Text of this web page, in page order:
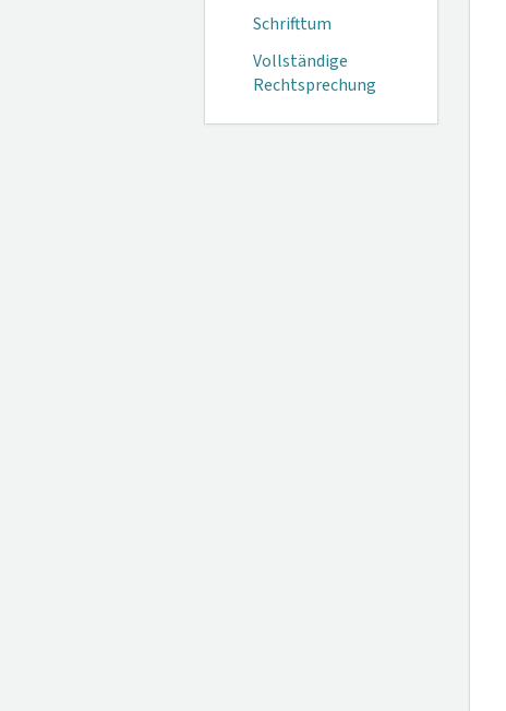
Schrifttum
Vollständige
Rechtsprechung